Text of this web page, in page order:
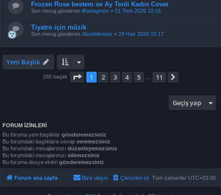
Frozen Rose bestem ve Ay Tenli Kadın Cover
Son mesaj gönderen ilhanogmen « 01 Tem 2026 10:16
Tiyatro için müzik
Son mesaj gönderen Skoobtivesiz « 29 Haz 2026 15:17
Yeni Başlık
265 başlık . sayfa (Toplam 11 sayfa)
1 2 3 4 5 11
Geçiş yap
FORUM IZINLERI
Bu foruma yeni başlıklar gönderemezsiniz
Bu forumdaki başlıklara cevap veremezsiniz
Bu forumdaki mesajlarınızı düzenleyemezsiniz
Bu forumdaki mesajlarınızı silemezsiniz
Bu foruma dosya ekleri gönderemezsiniz
Forum ana sayfa Tüm zamanlar UTC+03:00
Çerezleri sil
Bize ulaşın